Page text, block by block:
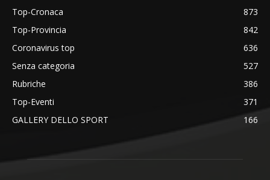
Top-Cronaca
873
Top-Provincia
842
Coronavirus top
636
Senza categoria
527
Rubriche
386
Top-Eventi
371
GALLERY DELLO SPORT
166